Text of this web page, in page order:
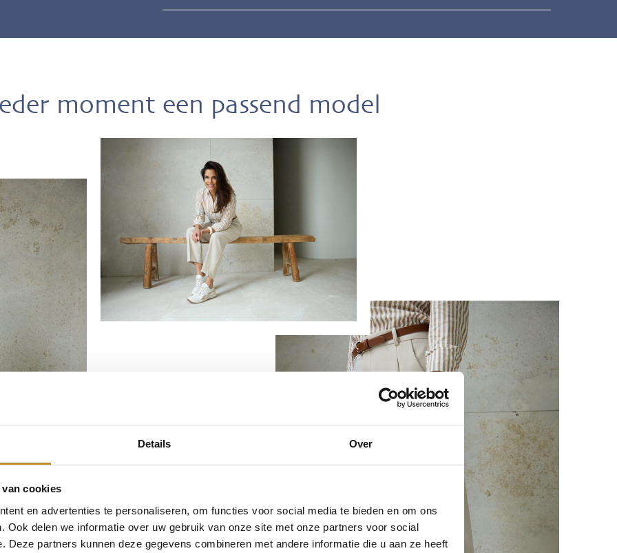
Details Over
cookies
en advertenties te personaliseren, om functies voor social media te bieden en om ons
Ook delen we informatie over uw gebruik van onze site met onze partners voor social
Deze partners kunnen deze gegevens combineren met andere informatie die u aan ze heeft
moment een passend model